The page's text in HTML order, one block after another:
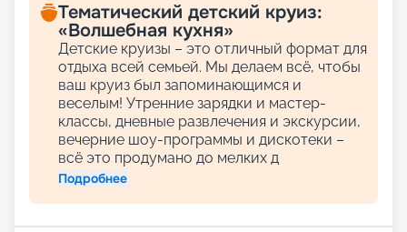
Тематический детский круиз:
«Волшебная кухня»
Детские круизы – это отличный формат для
отдыха всей семьей. Мы делаем всё, чтобы
ваш круиз был запоминающимся и
веселым! Утренние зарядки и мастер-
классы, дневные развлечения и экскурсии,
вечерние шоу-программы и дискотеки –
всё это продумано до мелких д
Подробнее